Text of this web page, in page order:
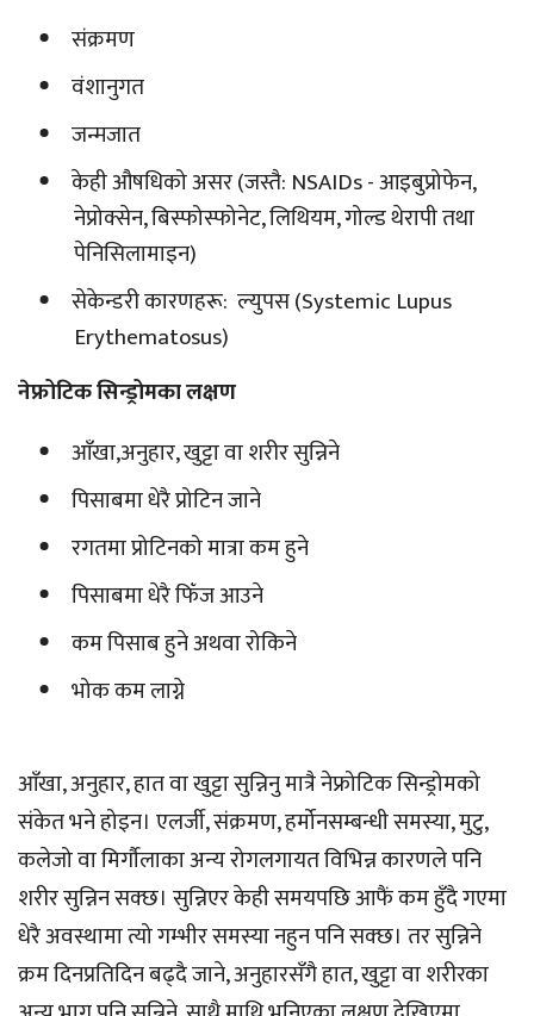
‎संक्रमण
‎वंशानुगत
‎जन्मजात
‎केही औषधिको असर (जस्तै: NSAIDs - आइबुप्रोफेन,
नेप्रोक्सेन, बिस्फोस्फोनेट, लिथियम, गोल्ड थेरापी तथा
पेनिसिलामाइन)
‎सेकेन्डरी कारणहरू: ल्युपस (Systemic Lupus
Erythematosus)
नेफ्रोटिक सिन्ड्रोमका लक्षण
‎आँखा,अनुहार, खुट्टा वा शरीर सुन्निने
‎पिसाबमा धेरै प्रोटिन जाने
‎रगतमा प्रोटिनको मात्रा कम हुने
‎पिसाबमा धेरै फिँज आउने
‎कम पिसाब हुने अथवा रोकिने
भोक कम लाग्ने
‎आँखा, अनुहार, हात वा खुट्टा सुन्निनु मात्रै नेफ्रोटिक सिन्ड्रोमको
संकेत भने होइन। एलर्जी, संक्रमण, हर्मोनसम्बन्धी समस्या, मुटु,
कलेजो वा मिर्गौलाका अन्य रोगलगायत विभिन्न कारणले पनि
शरीर सुन्निन सक्छ। सुन्निएर केही समयपछि आफैं कम हुँदै गएमा
धेरै अवस्थामा त्यो गम्भीर समस्या नहुन पनि सक्छ। तर सुन्निने
क्रम दिनप्रतिदिन बढ्दै जाने, अनुहारसँगै हात, खुट्टा वा शरीरका